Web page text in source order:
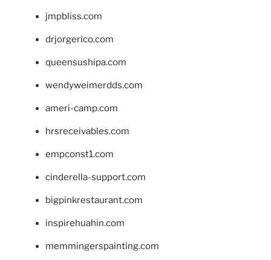
jmpbliss.com
drjorgerico.com
queensushipa.com
wendyweimerdds.com
ameri-camp.com
hrsreceivables.com
empconst1.com
cinderella-support.com
bigpinkrestaurant.com
inspirehuahin.com
memmingerspainting.com